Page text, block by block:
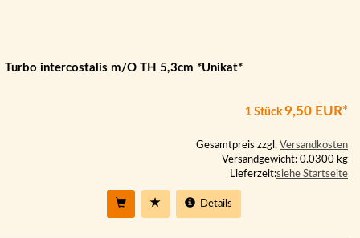
Turbo intercostalis m/O TH 5,3cm *Unikat*
1 Stück 9,50 EUR*
Gesamtpreis zzgl. Versandkosten
Versandgewicht: 0.0300 kg
Lieferzeit:siehe Startseite
Details